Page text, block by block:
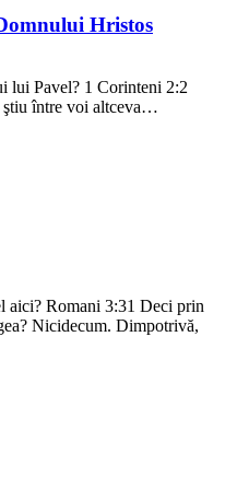
Hristos
lui Pavel? 1 Corinteni 2:2
ştiu între voi altceva…
aici? Romani 3:31 Deci prin
Nicidecum. Dimpotrivă,